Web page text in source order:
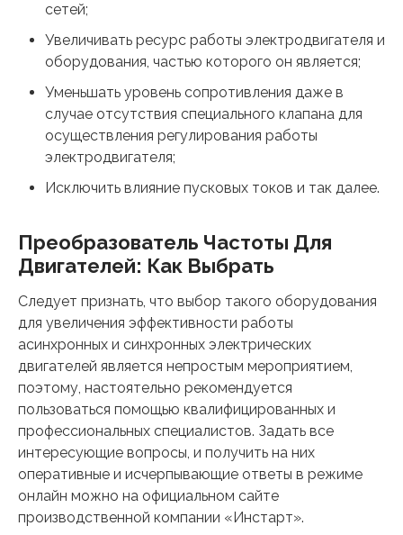
сетей;
Увеличивать ресурс работы электродвигателя и
оборудования, частью которого он является;
Уменьшать уровень сопротивления даже в
случае отсутствия специального клапана для
осуществления регулирования работы
электродвигателя;
Исключить влияние пусковых токов и так далее.
Преобразователь Частоты Для
Двигателей: Как Выбрать
Следует признать, что выбор такого оборудования
для увеличения эффективности работы
асинхронных и синхронных электрических
двигателей является непростым мероприятием,
поэтому, настоятельно рекомендуется
пользоваться помощью квалифицированных и
профессиональных специалистов. Задать все
интересующие вопросы, и получить на них
оперативные и исчерпывающие ответы в режиме
онлайн можно на официальном сайте
производственной компании «Инстарт».